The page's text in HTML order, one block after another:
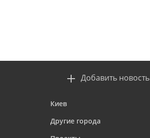
Добавить новость
Киев
Другие города